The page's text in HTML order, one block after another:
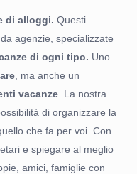
di alloggi. Questi
agenzie, specializzate
di ogni tipo. Uno
, ma anche un
vacanze . La nostra
di organizzare la
che fa per voi. Con
e spiegare al meglio
amici, famiglie con